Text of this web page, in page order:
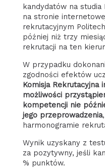
kandydatów na
na stronie
rekrutacyjnym
później niż trzy
rekrutacji na ten
W przypadku
zgodności efektów
Komisja Rekrutacyjna
możliwości
kompetencji nie
jego przeprowadzenia
harmonogramie
Wynik uzyskany z
za pozytywny, jeśli
% punktów.